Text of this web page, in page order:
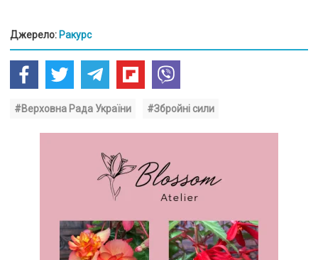
Джерело: Ракурс
#Верховна Рада України #Збройні сили